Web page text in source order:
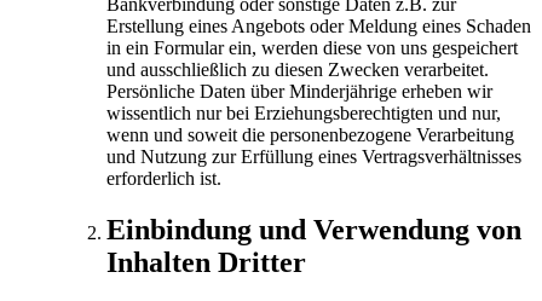
Erstellung eines Angebots oder Meldung eines Schaden
in ein Formular ein, werden diese von uns gespeichert
und ausschließlich zu diesen Zwecken verarbeitet.
Persönliche Daten über Minderjährige erheben wir
wissentlich nur bei Erziehungsberechtigten und nur,
wenn und soweit die personenbezogene Verarbeitung
und Nutzung zur Erfüllung eines Vertragsverhältnisses
erforderlich ist.
Einbindung und Verwendung von
Inhalten Dritter